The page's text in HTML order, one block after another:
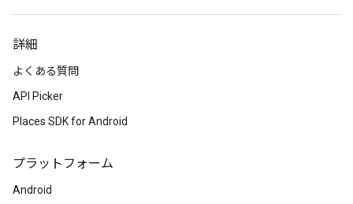
詳細
よくある質問
API Picker
Places SDK for Android
プラットフォーム
Android